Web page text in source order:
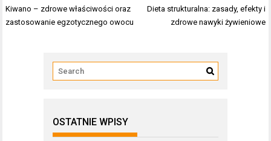
Nawigacja
wpisu
Kiwano – zdrowe właściwości oraz
zastosowanie egzotycznego owocu
Dieta strukturalna: zasady, efekty i
zdrowe nawyki żywieniowe
OSTATNIE WPISY